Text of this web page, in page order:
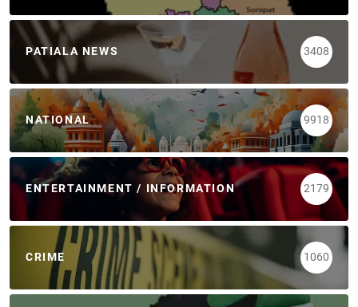
PATIALA NEWS 3408
NATIONAL 9918
ENTERTAINMENT / INFORMATION 2179
CRIME 1060